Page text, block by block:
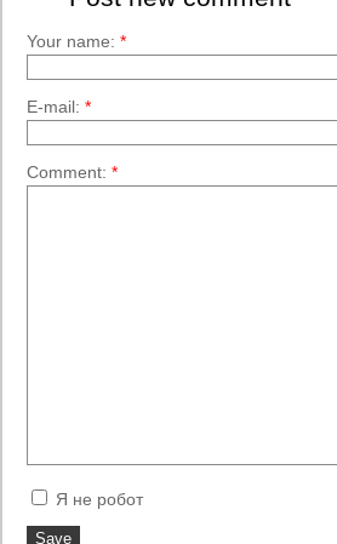
Your name: *
E-mail: *
Comment: *
Я не робот